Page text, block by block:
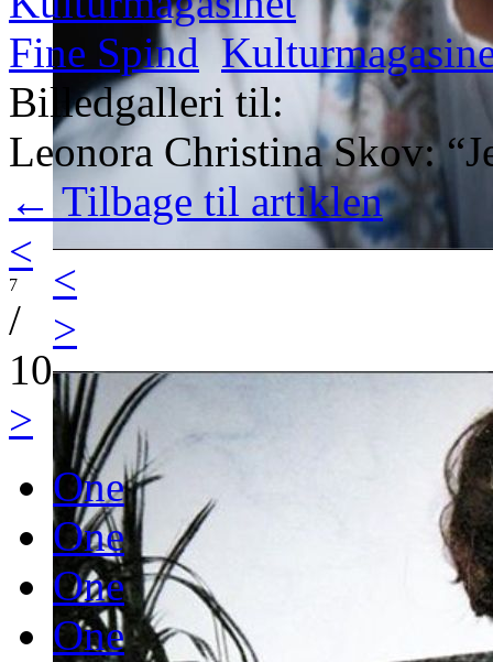
<
>
Billedgalleri til:
Leonora Christina Skov:
← Tilbage til artiklen
<
7
/
10
>
One
One
One
One